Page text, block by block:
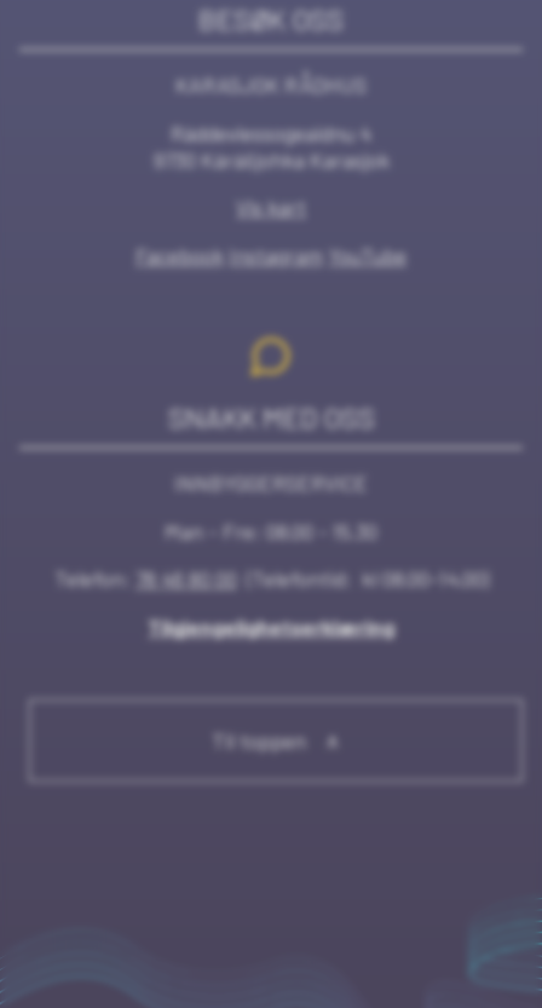
BESØK OSS
KARASJOK RÅDHUS
Ráddeviessogeaidnu 4
9730 Kárášjohka Karasjok
Vis kart
Facebook Instagram YouTube
SNAKK MED OSS
INNBYGGERSERVICE
Man - Fre: 08.00 - 15.30
Telefon:
78 46 80 00
(Telefontid: kl 08.00-14.00)
Tilgjengelighetserklæring
Til toppen